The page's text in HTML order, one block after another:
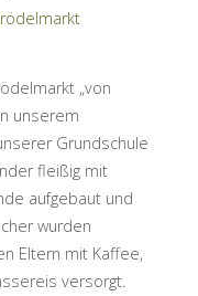
„von
unserem
Grundschule
fleißig mit
aufgebaut und
wurden
Eltern mit Kaffee,
versorgt.